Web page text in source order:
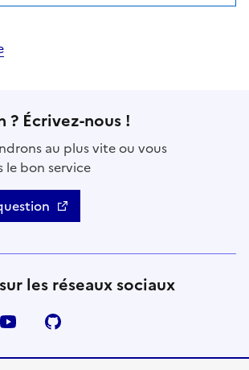
? Écrivez-nous !
au plus vite ou vous
le bon service
les réseaux sociaux
fenêtre
YouTube
- nouvelle fenêtre
- nouvelle fenêtre